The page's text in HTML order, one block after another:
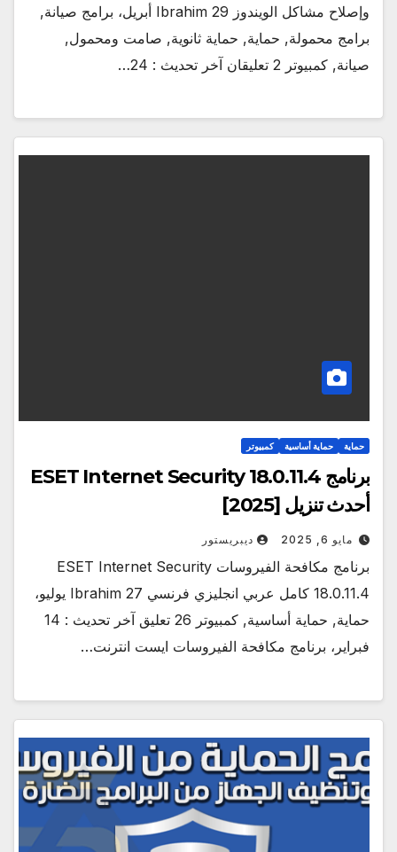
وإصلاح مشاكل الويندوز Ibrahim 29 أبريل، برامج صيانة,
برامج محمولة, حماية, حماية ثانوية, صامت ومحمول,
صيانة, كمبيوتر 2 تعليقان آخر تحديث : 24…
حماية حماية أساسية كمبيوتر
برنامج ESET Internet Security 18.0.11.4
أحدث تنزيل [2025]
مايو 6, 2025 ديبريستور
برنامج مكافحة الفيروسات ESET Internet Security
18.0.11.4 كامل عربي انجليزي فرنسي Ibrahim 27 يوليو،
حماية, حماية أساسية, كمبيوتر 26 تعليق آخر تحديث : 14
فبراير، برنامج مكافحة الفيروسات ايست انترنت…